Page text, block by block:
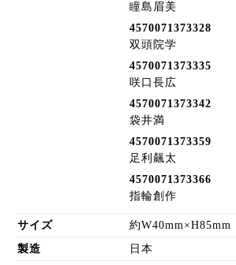
瞳島眉美
4570071373328
双頭院学
4570071373335
咲口長広
4570071373342
袋井満
4570071373359
足利飆太
4570071373366
指輪創作
サイズ 約W40mm×H85mm
製造 日本